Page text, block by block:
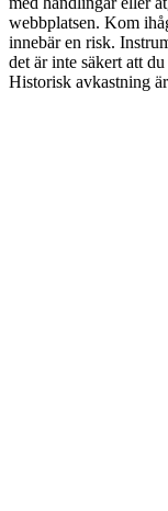
webbplatsen. Kom
innebär en risk.
det är inte säkert att
Historisk avkastning